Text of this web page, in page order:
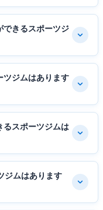
できるスポーツジ
ツジムはあります
るスポーツジムは
ジムはあります